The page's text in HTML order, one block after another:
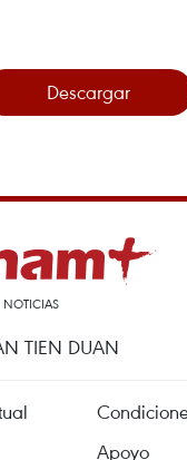
Descargar
NOTICIAS
TIEN DUAN
Apoyo